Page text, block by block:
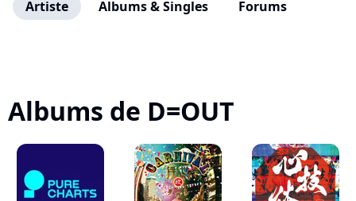
Artiste Albums & Singles Forums
Albums de D=OUT